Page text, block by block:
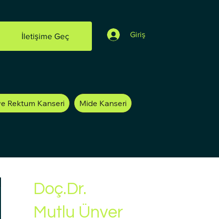
İletişime Geç Giriş
Rektum Kanseri Mide Kanseri
Doç.Dr.
Mutlu Ünver